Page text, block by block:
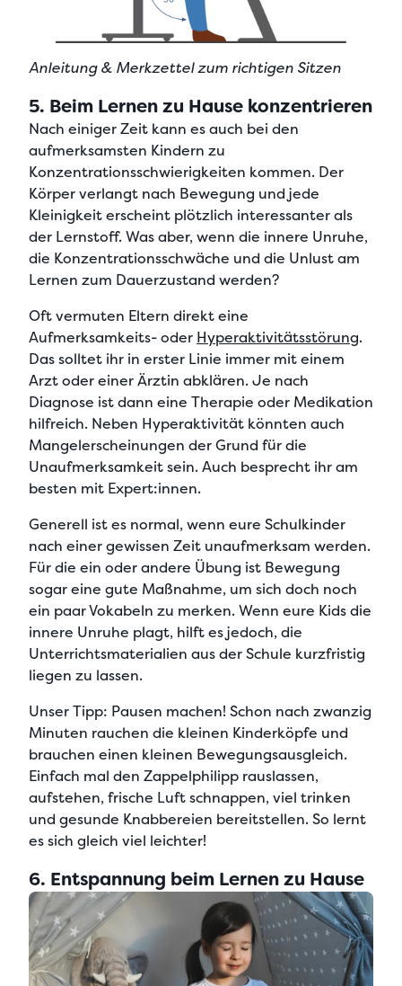
Anleitung & Merkzettel zum richtigen Sitzen
5. Beim Lernen zu Hause konzentrieren
Nach einiger Zeit kann es auch bei den
aufmerksamsten Kindern zu
Konzentrationsschwierigkeiten kommen. Der
Körper verlangt nach Bewegung und jede
Kleinigkeit erscheint plötzlich interessanter als
der Lernstoff. Was aber, wenn die innere Unruhe,
die Konzentrationsschwäche und die Unlust am
Lernen zum Dauerzustand werden?
Oft vermuten Eltern direkt eine
Aufmerksamkeits- oder Hyperaktivitätsstörung.
Das solltet ihr in erster Linie immer mit einem
Arzt oder einer Ärztin abklären. Je nach
Diagnose ist dann eine Therapie oder Medikation
hilfreich. Neben Hyperaktivität könnten auch
Mangelerscheinungen der Grund für die
Unaufmerksamkeit sein. Auch besprecht ihr am
besten mit Expert:innen.
Generell ist es normal, wenn eure Schulkinder
nach einer gewissen Zeit unaufmerksam werden.
Für die ein oder andere Übung ist Bewegung
sogar eine gute Maßnahme, um sich doch noch
ein paar Vokabeln zu merken. Wenn eure Kids die
innere Unruhe plagt, hilft es jedoch, die
Unterrichtsmaterialien aus der Schule kurzfristig
liegen zu lassen.
Unser Tipp: Pausen machen! Schon nach zwanzig
Minuten rauchen die kleinen Kinderköpfe und
brauchen einen kleinen Bewegungsausgleich.
Einfach mal den Zappelphilipp rauslassen,
aufstehen, frische Luft schnappen, viel trinken
und gesunde Knabbereien bereitstellen. So lernt
es sich gleich viel leichter!
6. Entspannung beim Lernen zu Hause